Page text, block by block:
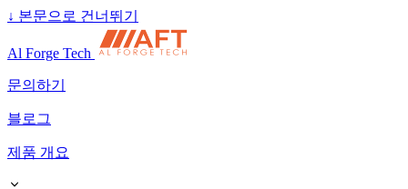
↓ 본문으로 건너뛰기
Al Forge Tech
문의하기
블로그
제품 개요